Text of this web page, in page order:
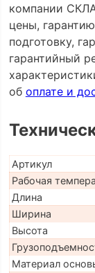
компании
цены,
подготовку,
гарантийный
об оплате и
Артикул
Рабочая
Длина
Ширина
Высота
Материал